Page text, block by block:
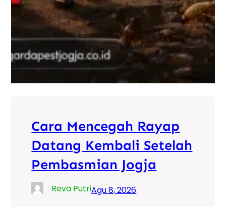
Cara Mencegah Rayap
Datang Kembali Setelah
Pembasmian Jogja
Reva PutriAgu 8, 2026